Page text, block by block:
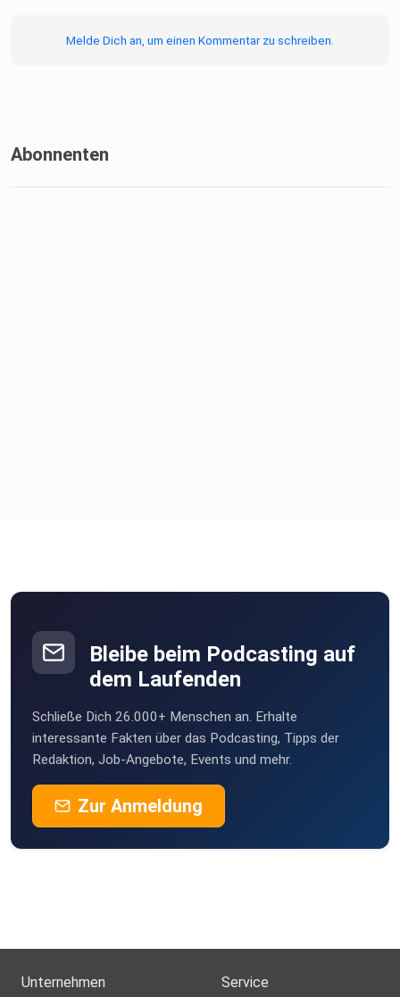
Hashtag #fragfidelity
Melde Dich an, um einen Kommentar zu schreiben.
Abonnenten
Bleibe beim Podcasting auf
dem Laufenden
Schließe Dich 26.000+ Menschen an. Erhalte
interessante Fakten über das Podcasting, Tipps der
Redaktion, Job-Angebote, Events und mehr.
Zur Anmeldung
Unternehmen Service